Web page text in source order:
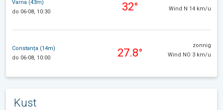
Varna (43m)
do 06-08, 10:30
32°
Wind N 14 km/u
Constanța (14m)
do 06-08, 10:00
27.8°
zonnig
Wind NO 3 km/u
Kust